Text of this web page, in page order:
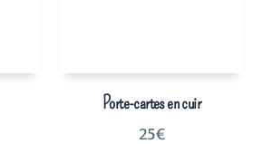
Porte-cartes en cuir
25€